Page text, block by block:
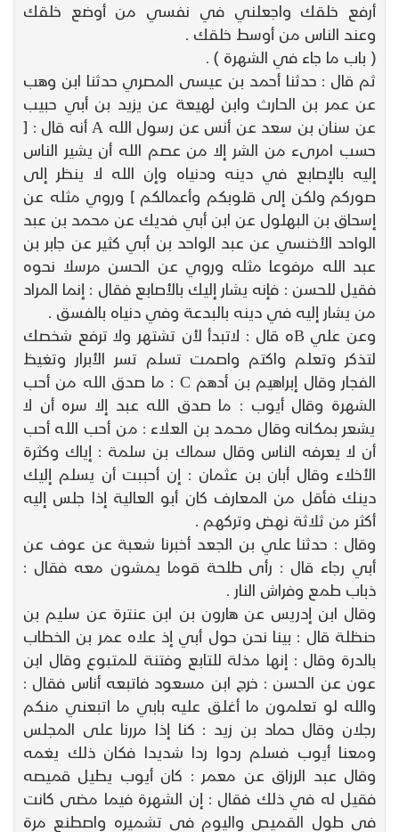
أرفع خلقك واجعلني في نفسي من أوضع خلقك
وعند الناس من أوسط خلقك .
( باب ما جاء في الشهرة ) .
ثم قال : حدثنا أحمد بن عيسى المصري حدثنا ابن وهب
عن عمر بن الحارث وابن لهيعة عن يزيد بن أبي حبيب
عن سنان بن سعد عن أنس عن رسول الله A أنه قال : [
حسب امرىء من الشر إلا من عصم الله أن يشير الناس
إليه بالإصابع في دينه ودنياه وإن الله لا ينظر إلى
صوركم ولكن إلى قلوبكم وأعمالكم ] وروي مثله عن
إسحاق بن البهلول عن ابن أبي فديك عن محمد بن عبد
الواحد الأخنسي عن عبد الواحد بن أبي كثير عن جابر بن
عبد الله مرفوعا مثله وروي عن الحسن مرسلا نحوه
فقيل للحسن : فإنه يشار إليك بالأصابع فقال : إنما المراد
من يشار إليه في دينه بالبدعة وفي دنياه بالفسق .
وعن علي Bه قال : لاتبدأ لأن تشتهر ولا ترفع شخصك
لتذكر وتعلم واكتم واصمت تسلم تسر الأبرار وتغيظ
الفجار وقال إبراهيم بن أدهم C : ما صدق الله من أحب
الشهرة وقال أيوب : ما صدق الله عبد إلا سره أن لا
يشعر بمكانه وقال محمد بن العلاء : من أحب الله أحب
أن لا يعرفه الناس وقال سماك بن سلمة : إياك وكثرة
الأخلاء وقال أبان بن عثمان : إن أحببت أن يسلم إليك
دينك فأقل من المعارف كان أبو العالية إذا جلس إليه
أكثر من ثلاثة نهض وتركهم .
وقال : حدثنا علي بن الجعد أخبرنا شعبة عن عوف عن
أبي رجاء قال : رأى طلحة قوما يمشون معه فقال :
ذباب طمع وفراش النار .
وقال ابن إدريس عن هارون بن ابن عنترة عن سليم بن
حنظلة قال : بينا نحن حول أبي إذ علاه عمر بن الخطاب
بالدرة وقال : إنها مذلة للتابع وفتنة للمتبوع وقال ابن
عون عن الحسن : خرج ابن مسعود فاتبعه أناس فقال :
والله لو تعلمون ما أغلق عليه بابي ما اتبعني منكم
رجلان وقال حماد بن زيد : كنا إذا مررنا على المجلس
ومعنا أيوب فسلم ردوا ردا شديدا فكان ذلك يغمه
وقال عبد الرزاق عن معمر : كان أيوب يطيل قميصه
فقيل له في ذلك فقال : إن الشهرة فيما مضى كانت
في طول القميص واليوم في تشميره واصطنع مرة